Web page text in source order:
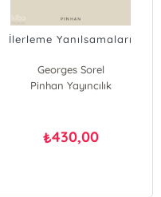
İlerleme Yanılsamaları
Georges Sorel
Pinhan Yayıncılık
₺430,00